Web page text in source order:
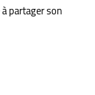
partager son